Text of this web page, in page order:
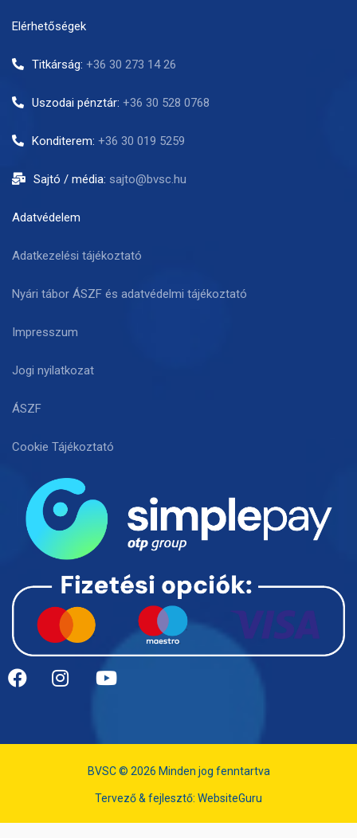
Elérhetőségek
Titkárság: +36 30 273 14 26
Uszodai pénztár: +36 30 528 0768
Konditerem: +36 30 019 5259
Sajtó / média: sajto@bvsc.hu
Adatvédelem
Adatkezelési tájékoztató
Nyári tábor ÁSZF és adatvédelmi tájékoztató
Impresszum
Jogi nyilatkozat
ÁSZF
Cookie Tájékoztató
BVSC © 2026 Minden jog fenntartva
Tervező & fejlesztő: WebsiteGuru